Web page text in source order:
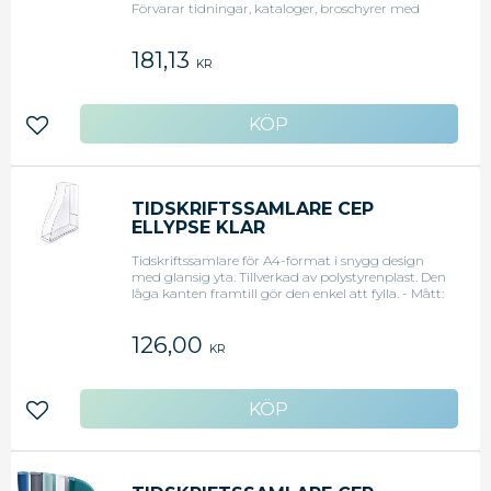
Förvarar tidningar, kataloger, broschyrer med
kontor. Hopfällbar för att spara utrymme när den
inte används, enkel montering utan skruv.
övriga produkter i serien från Bigso. - Mått:
181,13 KR
Lägg till i favoriter
TIDSKRIFTSSAMLARE CEP
ELLYPSE KLAR
Tidskriftssamlare för A4-format i snygg design
med glansig yta. Tillverkad av polystyrenplast. Den
låga kanten framtill gör den enkel att fylla. - Mått:
126,00 KR
Lägg till i favoriter